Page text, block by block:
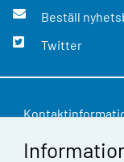
Beställ
Twitter
Respons